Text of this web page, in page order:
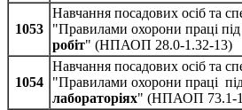
1053
Навчання посадових осіб та
"Правилами охорони праці під
робіт" (НПАОП 28.0-1.32-13)
1054
Навчання посадових осіб та
"Правилами охорони праці
лабораторіях" (НПАОП 73.1-